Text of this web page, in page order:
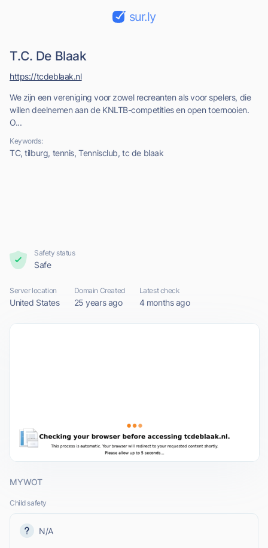
sur.ly
T.C. De Blaak
We zijn een vereniging voor zowel recreanten als voor spelers, die
willen deelnemen aan de KNLTB-competities en open toernooien.
O...
Keywords:
TC, tilburg, tennis, Tennisclub, tc de blaak
https://tcdeblaak.nl
Safety status
Safe
Server location
United States
Domain Created
25 years ago
Latest check
4 months ago
MYWOT
Child safety
N/A